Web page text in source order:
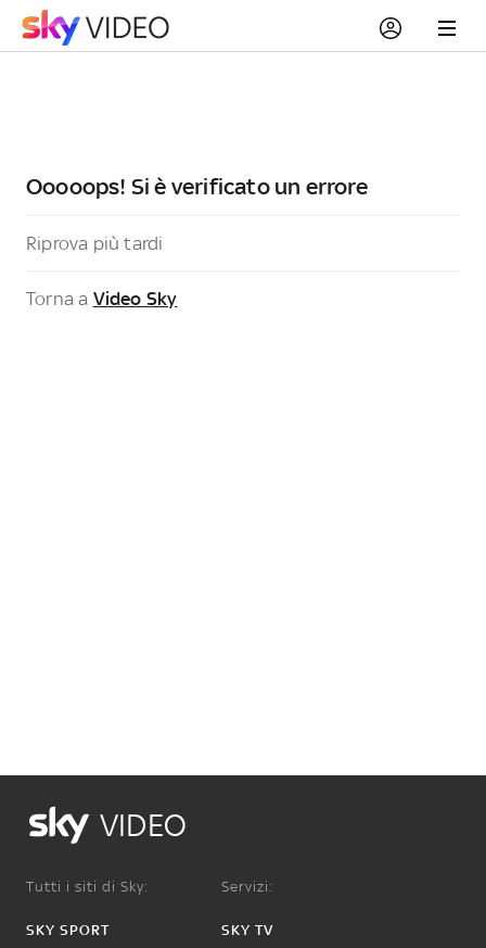
Ooooops! Si è verificato un errore
Riprova più tardi
Torna a Video Sky
VIDEO
Tutti i siti di Sky:
SKY SPORT
Servizi:
SKY TV